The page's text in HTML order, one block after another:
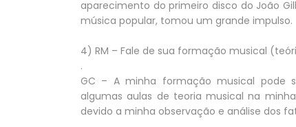
aparecimento do primeiro disco do João
música popular, tomou um grande impulso.
4) RM – Fale de sua formação musical
.
GC – A minha formação musical pode
algumas aulas de teoria musical na
devido a minha observação e análise dos